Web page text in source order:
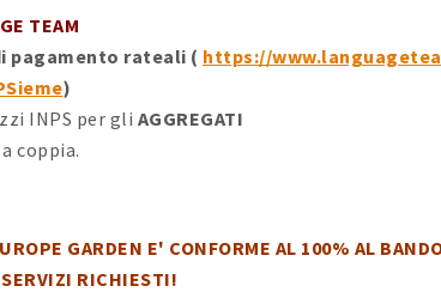
TEAM
pagamento rateali ( https://
)
INPS per gli AGGREGATI
coppia.
GARDEN E' CONFORME AL 100% AL
RICHIESTI!